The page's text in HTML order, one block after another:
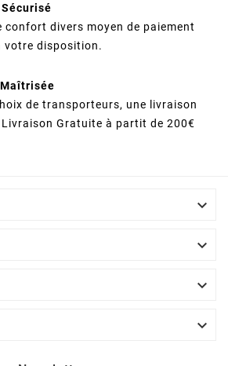
confort divers moyen de paiement
votre disposition.
de transporteurs, une livraison
Gratuite à partit de 200€



